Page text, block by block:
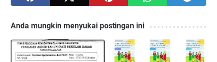
Anda mungkin menyukai postingan ini